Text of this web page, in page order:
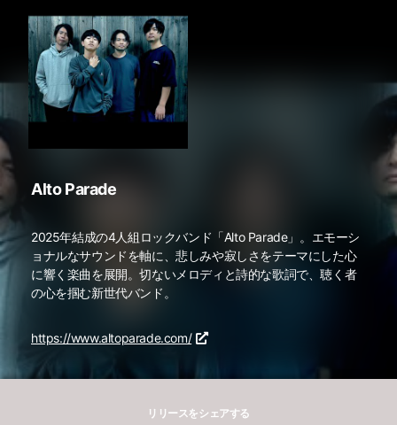
Alto Parade
2025年結成の4人組ロックバンド「Alto Parade」。エモーシ
ョナルなサウンドを軸に、悲しみや寂しさをテーマにした心
に響く楽曲を展開。切ないメロディと詩的な歌詞で、聴く者
の心を掴む新世代バンド。
https://www.altoparade.com/
リリースをシェアする